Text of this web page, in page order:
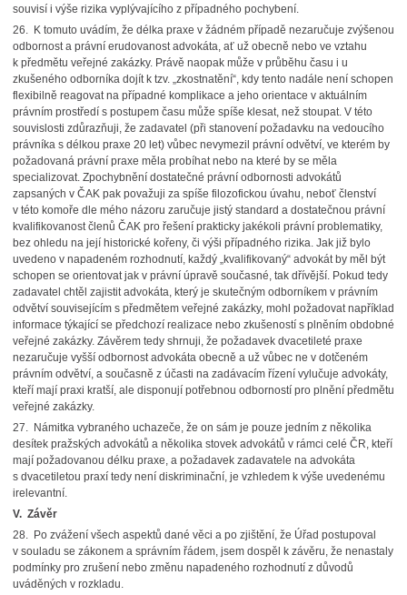
souvisí i výše rizika vyplývajícího z případného pochybení.
26. K tomuto uvádím, že délka praxe v žádném případě nezaručuje zvýšenou
odbornost a právní erudovanost advokáta, ať už obecně nebo ve vztahu
k předmětu veřejné zakázky. Právě naopak může v průběhu času i u
zkušeného odborníka dojít k tzv. „zkostnatění“, kdy tento nadále není schopen
flexibilně reagovat na případné komplikace a jeho orientace v aktuálním
právním prostředí s postupem času může spíše klesat, než stoupat. V této
souvislosti zdůrazňuji, že zadavatel (při stanovení požadavku na vedoucího
právníka s délkou praxe 20 let) vůbec nevymezil právní odvětví, ve kterém by
požadovaná právní praxe měla probíhat nebo na které by se měla
specializovat. Zpochybnění dostatečné právní odbornosti advokátů
zapsaných v ČAK pak považuji za spíše filozofickou úvahu, neboť členství
v této komoře dle mého názoru zaručuje jistý standard a dostatečnou právní
kvalifikovanost členů ČAK pro řešení prakticky jakékoli právní problematiky,
bez ohledu na její historické kořeny, či výši případného rizika. Jak již bylo
uvedeno v napadeném rozhodnutí, každý „kvalifikovaný“ advokát by měl být
schopen se orientovat jak v právní úpravě současné, tak dřívější. Pokud tedy
zadavatel chtěl zajistit advokáta, který je skutečným odborníkem v právním
odvětví souvisejícím s předmětem veřejné zakázky, mohl požadovat například
informace týkající se předchozí realizace nebo zkušeností s plněním obdobné
veřejné zakázky. Závěrem tedy shrnuji, že požadavek dvacetileté praxe
nezaručuje vyšší odbornost advokáta obecně a už vůbec ne v dotčeném
právním odvětví, a současně z účasti na zadávacím řízení vylučuje advokáty,
kteří mají praxi kratší, ale disponují potřebnou odborností pro plnění předmětu
veřejné zakázky.
27. Námitka vybraného uchazeče, že on sám je pouze jedním z několika
desítek pražských advokátů a několika stovek advokátů v rámci celé ČR, kteří
mají požadovanou délku praxe, a požadavek zadavatele na advokáta
s dvacetiletou praxí tedy není diskriminační, je vzhledem k výše uvedenému
irelevantní.
V. Závěr
28. Po zvážení všech aspektů dané věci a po zjištění, že Úřad postupoval
v souladu se zákonem a správním řádem, jsem dospěl k závěru, že nenastaly
podmínky pro zrušení nebo změnu napadeného rozhodnutí z důvodů
uváděných v rozkladu.